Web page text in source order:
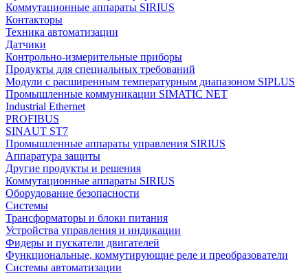
Коммутационные аппараты SIRIUS
Контакторы
Техника автоматизации
Датчики
Контрольно-измерительные приборы
Продукты для специальных требований
Модули с расширенным температурным диапазоном SIPLUS
Промышленные коммуникации SIMATIC NET
Industrial Ethernet
PROFIBUS
SINAUT ST7
Промышленные аппараты управления SIRIUS
Аппаратура защиты
Другие продукты и решения
Коммутационные аппараты SIRIUS
Оборудование безопасности
Системы
Трансформаторы и блоки питания
Устройства управления и индикации
Фидеры и пускатели двигателей
Функциональные, коммутирующие реле и преобразователи
Системы автоматизации